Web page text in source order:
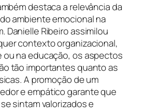
destaca a relevância da
ambiente emocional na
Danielle Ribeiro assimilou
contexto organizacional,
ou na educação, os aspectos
tão importantes quanto as
A promoção de um
e empático garante que
sintam valorizados e